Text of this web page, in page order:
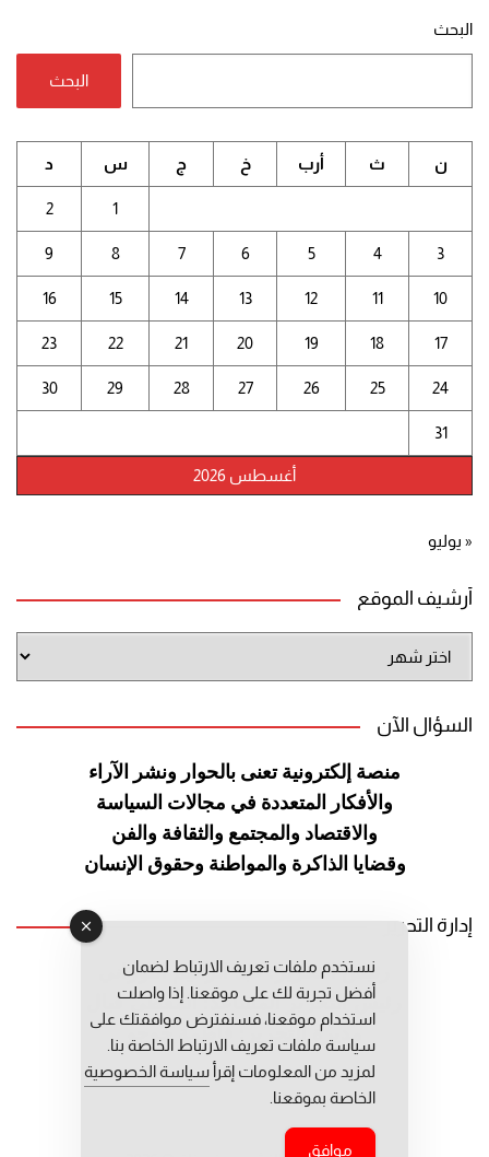
البحث
البحث
أغسطس 2026
ن ث أرب خ ج س د
1
2
3
4
5
6
7
8
9
10
11
12
13
14
15
16
17
18
19
20
21
22
23
24
25
26
27
28
29
30
31
« يوليو
أرشيف الموقع
الموقع
السؤال الآن
منصة إلكترونية تعنى بالحوار ونشر الآراء
والأفكار المتعددة في مجالات السياسة
والاقتصاد والمجتمع والثقافة والفن
وقضايا الذاكرة والمواطنة وحقوق الإنسان
إدارة التحرير
رئيس التحرير: عبد الرحيم التوراني
رئيس التحرير المساعد: المعطي قبال
مديرة التحرير: فاطمة حوحو
نستخدم ملفات تعريف الارتباط لضمان
أفضل تجربة لك على موقعنا. إذا واصلت
استخدام موقعنا، فسنفترض موافقتك على
سياسة ملفات تعريف الارتباط الخاصة بنا.
لمزيد من المعلومات إقرأ سياسة الخصوصية
الخاصة بموقعنا.
موافق